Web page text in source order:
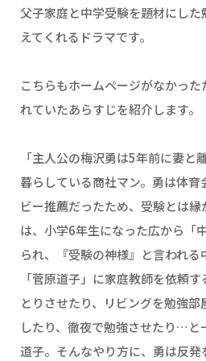
父子家庭と中学受験を題材にし
えてくれるドラマです。
こちらもホームページがなかっ
れていたあらすじを紹介します。
「主人公の梅沢勇は5年前に妻と
暮らしている商社マン。勇は体
ビー推薦だったため、受験とは
は、小学6年生になった広から「
られ、『受験の神様』と言われ
「菅原道子」に家庭教師を依頼
とりさせたり、リビングを勉強
したり、徹夜で勉強させたり…と
道子。そんなやり方に、勇は反